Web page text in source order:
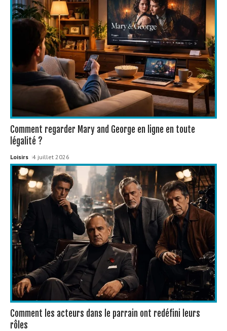
Comment regarder Mary and George en ligne en toute
légalité ?
Loisirs 4 juillet 2026
Comment les acteurs dans le parrain ont redéfini leurs
rôles